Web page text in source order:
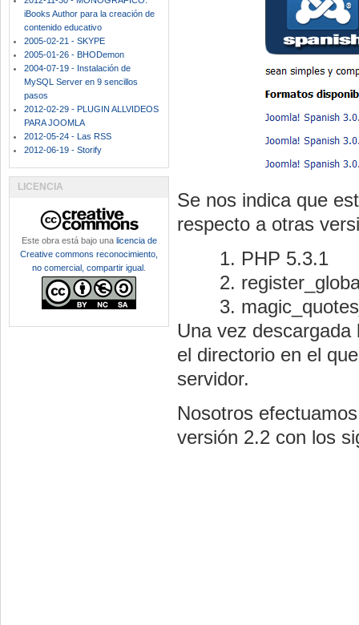
Se nos indica que
respecto a otras
PHP 5.3.1
Una vez
el directorio en el
servidor.
Nosotros
versión 2.2 con los
iBooks Author para la creación de
contenido educativo
2005-02-21 - SKYPE
2005-01-26 - BHODemon
2004-07-19 - Instalación de
MySQL Server en 9 sencillos
pasos
2012-02-29 - PLUGIN ALLVIDEOS
PARA JOOMLA
2012-05-24 - Las RSS
2012-06-19 - Storify
LICENCIA
Este obra está bajo una licencia de
Creative commons reconocimiento,
no comercial, compartir igual